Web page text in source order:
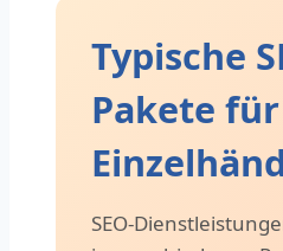
Typische
Pakete für
SEO-